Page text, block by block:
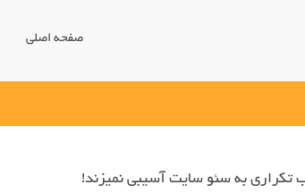
صفحه اصلی
تکراری به سئو سایت آسیبی نمیزند!